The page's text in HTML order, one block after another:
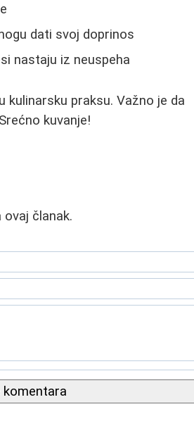
dati svoj doprinos
nastaju iz neuspeha
kulinarsku praksu. Važno je da
kuvanje!
članak.
komentara